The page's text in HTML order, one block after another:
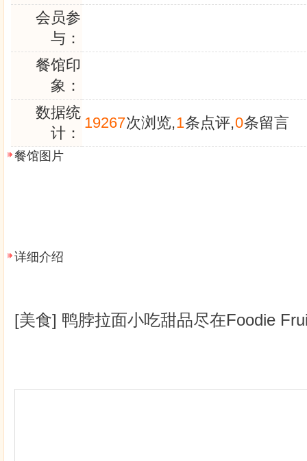
会员参
与：
餐馆印
象：
数据统
计：
19267次浏览,1条点评,0条留言
餐馆图片
详细介绍
[美食] 鸭脖拉面小吃甜品尽在Foodie